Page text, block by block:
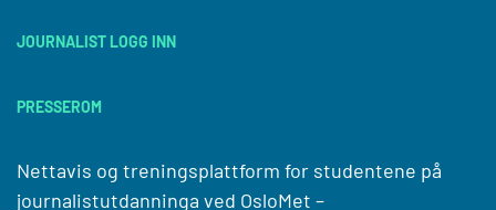
JOURNALIST LOGG INN
PRESSEROM
Nettavis og treningsplattform for studentene på
journalistutdanninga ved OsloMet –